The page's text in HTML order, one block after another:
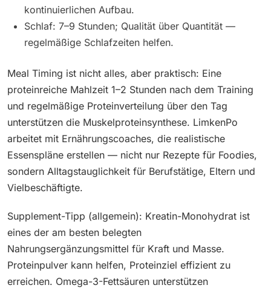
kontinuierlichen Aufbau.
Schlaf: 7–9 Stunden; Qualität über Quantität —
regelmäßige Schlafzeiten helfen.
Meal Timing ist nicht alles, aber praktisch: Eine
proteinreiche Mahlzeit 1–2 Stunden nach dem Training
und regelmäßige Proteinverteilung über den Tag
unterstützen die Muskelproteinsynthese. LimkenPo
arbeitet mit Ernährungscoaches, die realistische
Essenspläne erstellen — nicht nur Rezepte für Foodies,
sondern Alltagstauglichkeit für Berufstätige, Eltern und
Vielbeschäftigte.
Supplement-Tipp (allgemein): Kreatin-Monohydrat ist
eines der am besten belegten
Nahrungsergänzungsmittel für Kraft und Masse.
Proteinpulver kann helfen, Proteinziel effizient zu
erreichen. Omega-3-Fettsäuren unterstützen